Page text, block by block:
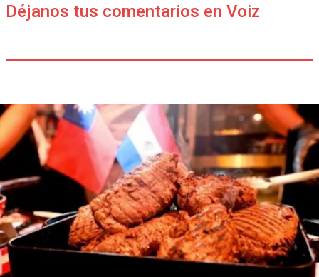
Déjanos tus comentarios en Voiz